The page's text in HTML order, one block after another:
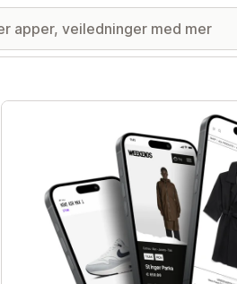
Galleri med fremhevede bilder